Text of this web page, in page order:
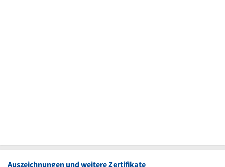
Auszeichnungen und weitere Zertifikate